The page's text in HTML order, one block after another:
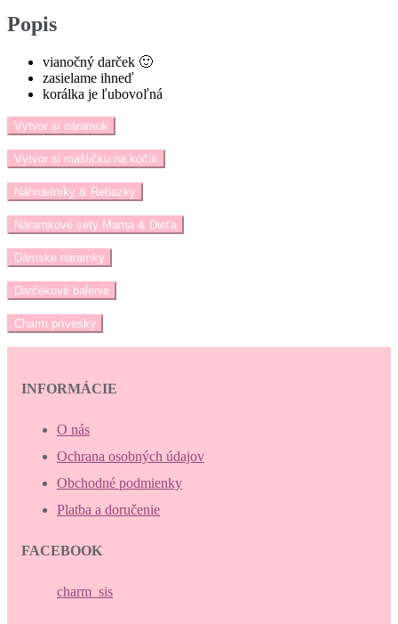
Popis
vianočný darček 🙂
zasielame ihneď
korálka je ľubovoľná
Vytvor si náramok
Vytvor si mašličku na kočík
Náhrdelníky & Retiazky
Náramkové sety Mama & Dieťa
Dámske náramky
Darčekové balenie
Charm prívesky
INFORMÁCIE
O nás
Ochrana osobných údajov
Obchodné podmienky
Platba a doručenie
FACEBOOK
charm_sis